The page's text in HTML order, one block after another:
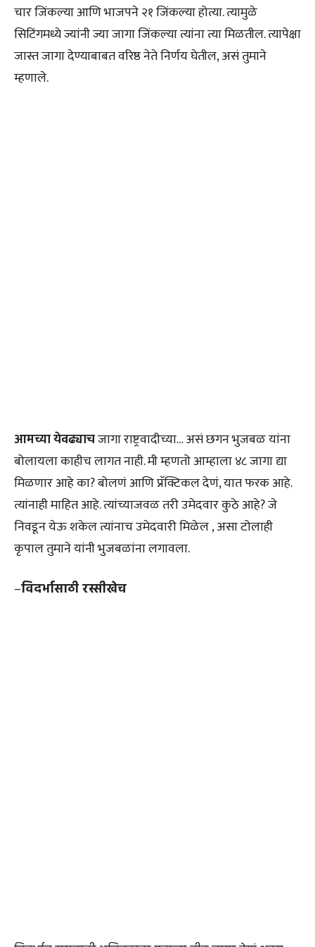
चार जिंकल्या आणि भाजपने २१ जिंकल्या होत्या. त्यामुळे
सिटिंगमध्ये ज्यांनी ज्या जागा जिंकल्या त्यांना त्या मिळतील. त्यापेक्षा
जास्त जागा देण्याबाबत वरिष्ठ नेते निर्णय घेतील, असं तुमाने
म्हणाले.
आमच्या येवढ्याचजागा राष्ट्रवादीच्या… असं छगन भुजबळ यांना
बोलायला काहीच लागत नाही. मी म्हणतो आम्हाला ४८ जागा द्या
मिळणार आहे का? बोलणं आणि प्रॅक्टिकल देणं, यात फरक आहे.
त्यांनाही माहित आहे. त्यांच्याजवळ तरी उमेदवार कुठे आहे? जे
निवडून येऊ शकेल त्यांनाच उमेदवारी मिळेल , असा टोलाही
कृपाल तुमाने यांनी भुजबळांना लगावला.
–विदर्भासाठी रस्सीखेच